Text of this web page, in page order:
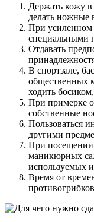
Держать кожу
делать ножные
При усиленном
специальными
Отдавать
В спортзале,
общественных
ходить
При примерке
собственные
Пользоваться
другими
При посещении
маникюрных
используемых
Время от